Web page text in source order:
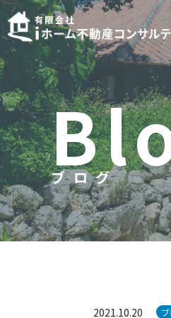
Bl
ブログ
ブ ロ グ
2021.10.20